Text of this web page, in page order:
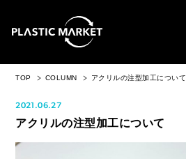
TOP COLUMN アクリルの注型加工について
2021.06.27
アクリルの注型加工について